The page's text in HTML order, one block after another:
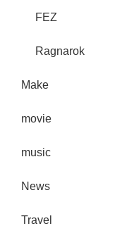
FEZ
Ragnarok
Make
movie
music
News
Travel